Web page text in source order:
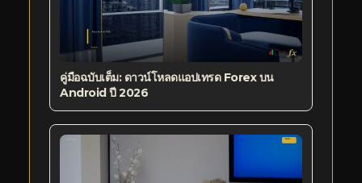
คู่มือฉบับเต็ม: ดาวน์โหลดแอปเทรด Forex บน
Android ปี 2026